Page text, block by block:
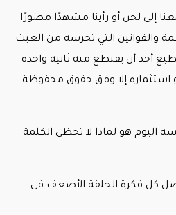
إلى لحن أو رأينا مشهدًا مصورًا
والقوانين التي تحرسه من العبث
أحد أن يقتطع منه ثانية واحدة
استثماره إلا وفق حقوق محفوظة
اليوم هو لماذا لا تحظى الكلمة
كل فكرة الحلقة الأضعف في